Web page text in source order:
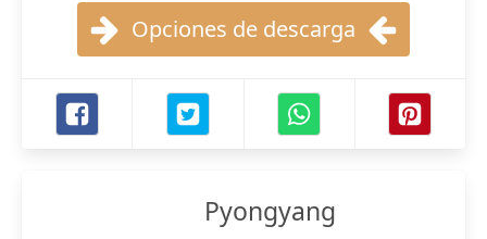
Opciones de descarga
Pyongyang